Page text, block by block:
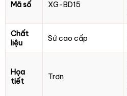
Mã số XG-BD15
Chất
liệu
Sứ cao cấp
Họa
tiết
Trơn